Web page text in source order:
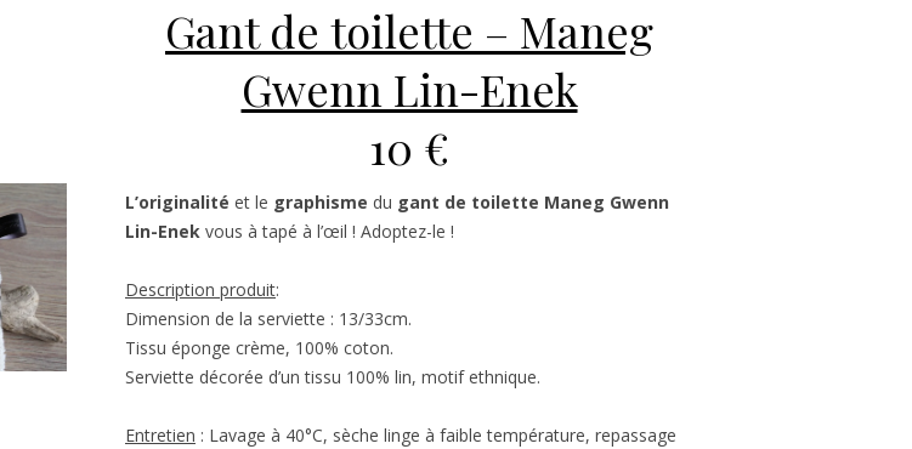
Gant de toilette – Maneg
Gwenn Lin-Enek
10 €
L’originalité et le graphisme du gant de toilette Maneg Gwenn
Lin-Enek vous à tapé à l’œil ! Adoptez-le !
Description produit:
Dimension de la serviette : 13/33cm.
Tissu éponge crème, 100% coton.
Serviette décorée d’un tissu 100% lin, motif ethnique.
Entretien : Lavage à 40°C, sèche linge à faible température, repassage